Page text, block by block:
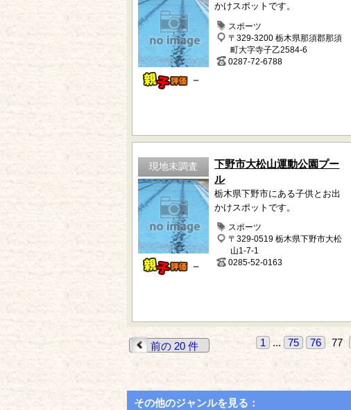
－
かけスポットです。
スポーツ
〒329-3200 栃木県那須郡那須
町大字寺子乙2584-6
0287-72-6788
現地未調査
－
下野市大松山運動公園プー
ル
栃木県下野市にある子供とお出
かけスポットです。
スポーツ
〒329-0519 栃木県下野市大松
山1-7-1
0285-52-0163
前の 20 件 1 ... 75 76 77
その他のジャンルを見る：